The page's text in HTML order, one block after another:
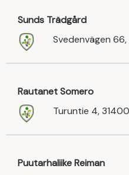
Sunds Trädgård
Svedenvägen
Rautanet Somero
Turuntie 4,
Puutarhaliike Reiman